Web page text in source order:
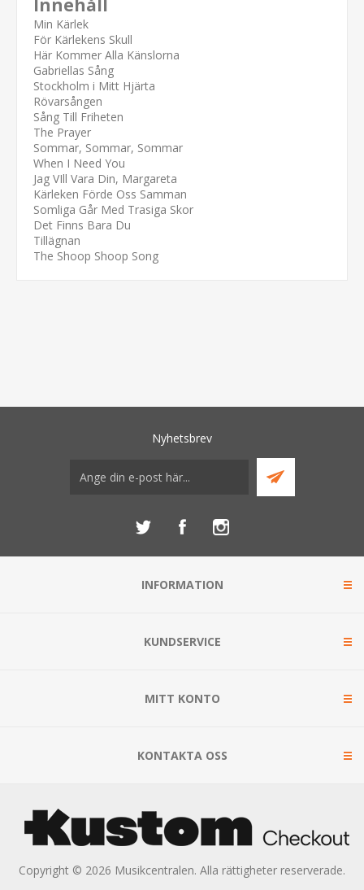
Min Kärlek
För Kärlekens Skull
Här Kommer Alla Känslorna
Gabriellas Sång
Stockholm i Mitt Hjärta
Rövarsången
Sång Till Friheten
The Prayer
Sommar, Sommar, Sommar
When I Need You
Jag VIll Vara Din, Margareta
Kärleken Förde Oss Samman
Somliga Går Med Trasiga Skor
Det Finns Bara Du
Tillägnan
The Shoop Shoop Song
Nyhetsbrev
INFORMATION
KUNDSERVICE
MITT KONTO
KONTAKTA OSS
Copyright © 2026 Musikcentralen. Alla rättigheter reserverade.